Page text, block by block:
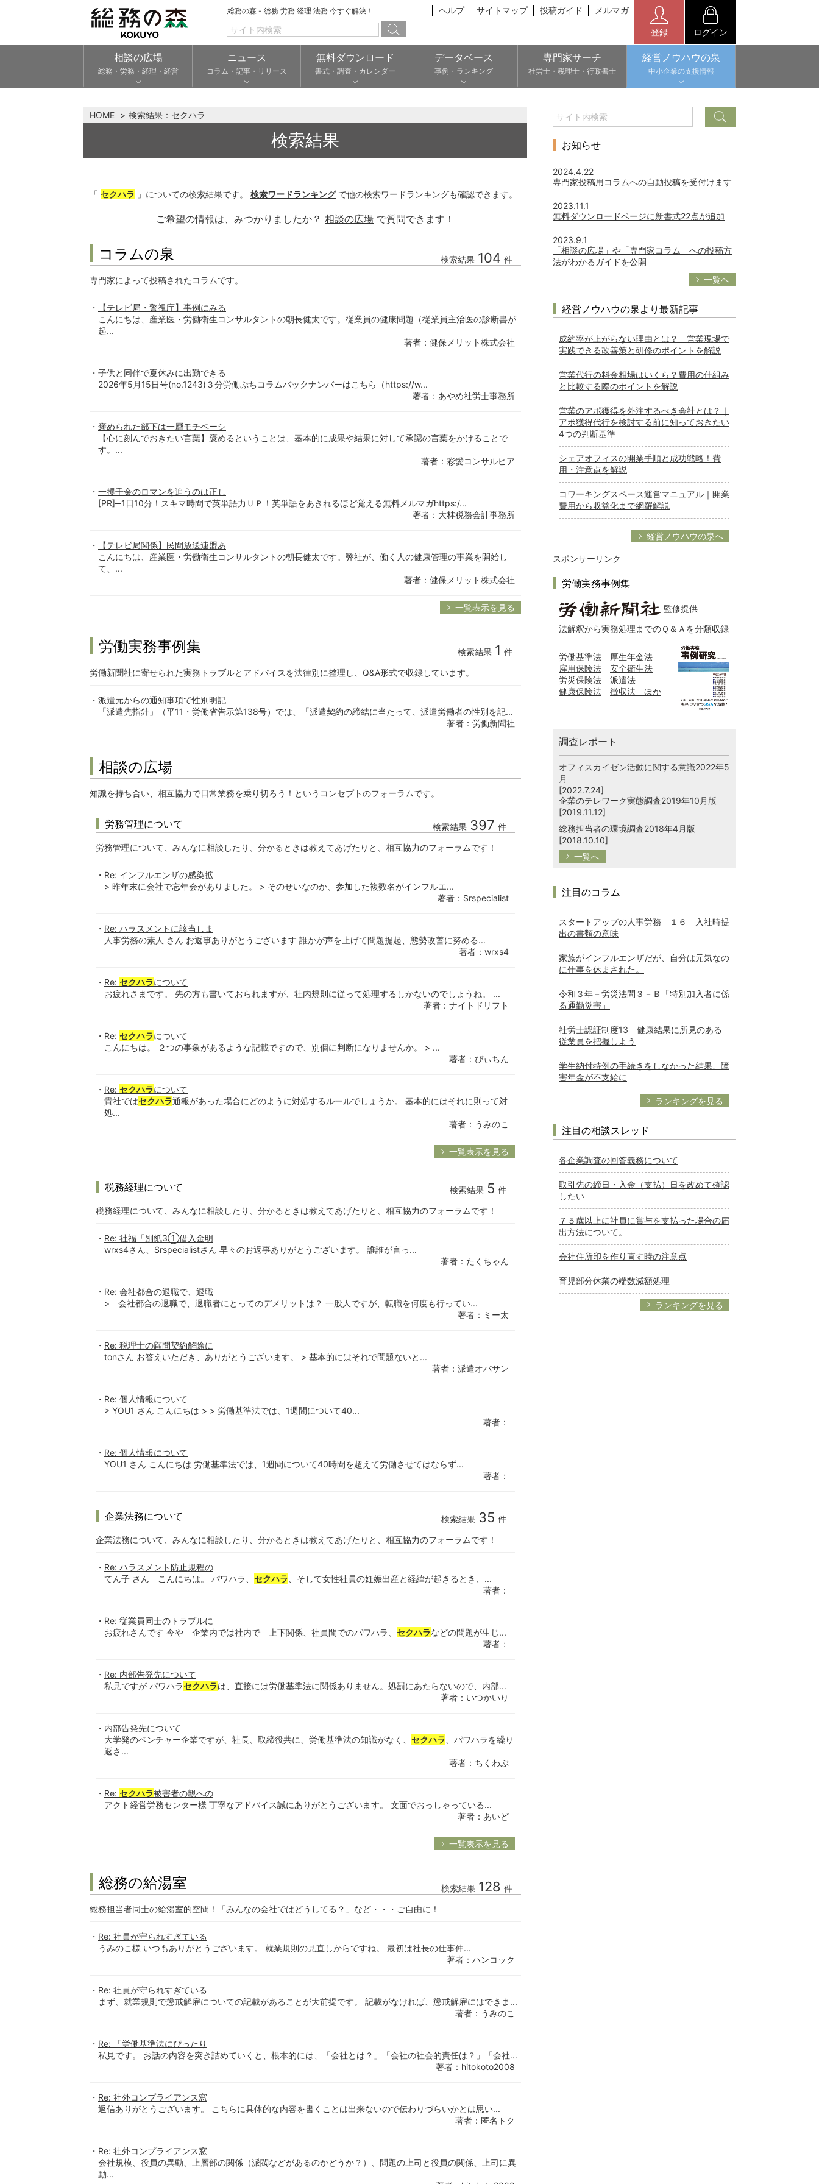
総務の森 - 総務 労務 経理 法務 今すぐ解決！ ヘルプ サイトマップ 投稿ガイド メルマガ
登録 ログイン
相談の広場
総務・労務・経理・経営
ニュース
コラム・記事・リリース
無料ダウンロード
書式・調査・カレンダー
データベース
事例・ランキング
専門家サーチ
社労士・税理士・行政書士
経営ノウハウの泉
中小企業の支援情報
HOME 検索結果： セクハラ
検索結果
「 セクハラ 」についての検索結果です。 検索ワードランキングで他の検索ワードランキングも確認できます。
ご希望の情報は、みつかりましたか？ 相談の広場 で質問できます！
コラムの泉 検索結果 104 件
専門家によって投稿されたコラムです。
【テレビ局・警視庁】事例にみる
こんにちは、産業医・労働衛生コンサルタントの朝長健太です。従業員の健康問題（従業員主治医の診断書が
起...
著者：健保メリット株式会社
子供と同伴で夏休みに出勤できる
2026年5月15日号(no.1243)３分労働ぷちコラムバックナンバーはこちら（https://w...
著者：あやめ社労士事務所
褒められた部下は一層モチベーシ
【心に刻んでおきたい言葉】褒めるということは、基本的に成果や結果に対して承認の言葉をかけることで
す。...
著者：彩愛コンサルピア
一攫千金のロマンを追うのは正し
[PR]─1日10分！スキマ時間で英単語力ＵＰ！英単語をあきれるほど覚える無料メルマガhttps:/...
著者：大林税務会計事務所
【テレビ局関係】民間放送連盟あ
こんにちは、産業医・労働衛生コンサルタントの朝長健太です。弊社が、働く人の健康管理の事業を開始し
て、...
著者：健保メリット株式会社
一覧表示を見る
労働実務事例集 検索結果 1 件
労働新聞社に寄せられた実務トラブルとアドバイスを法律別に整理し、Q&A形式で収録しています。
派遣元からの通知事項で性別明記
「派遣先指針」（平11・労働省告示第138号）では、「派遣契約の締結に当たって、派遣労働者の性別を記...
著者：労働新聞社
相談の広場
知識を持ち合い、相互協力で日常業務を乗り切ろう！というコンセプトのフォーラムです。
労務管理について 検索結果 397 件
労務管理について、みんなに相談したり、分かるときは教えてあげたりと、相互協力のフォーラムです！
Re: インフルエンザの感染拡
> 昨年末に会社で忘年会がありました。 > そのせいなのか、参加した複数名がインフルエ...
著者：Srspecialist
Re: ハラスメントに該当しま
人事労務の素人 さん お返事ありがとうございます 誰かが声を上げて問題提起、態勢改善に努める...
著者：wrxs4
Re: セクハラについて
お疲れさまです。 先の方も書いておられますが、社内規則に従って処理するしかないのでしょうね。 ...
著者：ナイトドリフト
Re: セクハラについて
こんにちは。 ２つの事象があるような記載ですので、別個に判断になりませんか。 > ...
著者：ぴぃちん
Re: セクハラについて
貴社ではセクハラ通報があった場合にどのように対処するルールでしょうか。 基本的にはそれに則って対
処...
著者：うみのこ
一覧表示を見る
税務経理について 検索結果 5 件
税務経理について、みんなに相談したり、分かるときは教えてあげたりと、相互協力のフォーラムです！
Re: 社福「別紙3①借入金明
wrxs4さん、Srspecialistさん 早々のお返事ありがとうございます。 誰誰が言っ...
著者：たくちゃん
Re: 会社都合の退職で、退職
> 会社都合の退職で、退職者にとってのデメリットは？ 一般人ですが、転職を何度も行ってい...
著者：ミー太
Re: 税理士の顧問契約解除に
tonさん お答えいただき、ありがとうございます。 > 基本的にはそれで問題ないと...
著者：派遣オバサン
Re: 個人情報について
> YOU1 さん こんにちは > > 労働基準法では、1週間について40...
著者：
Re: 個人情報について
YOU1 さん こんにちは 労働基準法では、1週間について40時間を超えて労働させてはならず...
著者：
企業法務について 検索結果 35 件
企業法務について、みんなに相談したり、分かるときは教えてあげたりと、相互協力のフォーラムです！
Re: ハラスメント防止規程の
てん子 さん こんにちは。 パワハラ、 セクハラ
、そして女性社員の妊娠出産と経緯が起きるとき、...
著者：
Re: 従業員同士のトラブルに
お疲れさんです 今や 企業内では社内で 上下関係、社員間でのパワハラ、 セクハラなどの問題が生じ...
著者：
Re: 内部告発先について
私見ですが パワハラセクハラは、直接には労働基準法に関係ありません。処罰にあたらないので、内部...
著者：いつかいり
内部告発先について
大学発のベンチャー企業ですが、社長、取締役共に、労働基準法の知識がなく、 セクハラ
、パワハラを繰り
返さ...
著者：ちくわぶ
Re: セクハラ被害者の親への
アクト経営労務センター様 丁寧なアドバイス誠にありがとうございます。 文面でおっしゃっている...
著者：あいど
一覧表示を見る
総務の給湯室 検索結果 128 件
総務担当者同士の給湯室的空間！「みんなの会社ではどうしてる？」など・・・ご自由に！
Re: 社員が守られすぎている
うみのこ様 いつもありがとうございます。 就業規則の見直しからですね。 最初は社長の仕事仲...
著者：ハンコック
Re: 社員が守られすぎている
まず、就業規則で懲戒解雇についての記載があることが大前提です。 記載がなければ、懲戒解雇にはできま...
著者：うみのこ
Re: 「労働基準法にぴったり
私見です。 お話の内容を突き詰めていくと、根本的には、「会社とは？」「会社の社会的責任は？」「会社...
著者：hitokoto2008
Re: 社外コンプライアンス窓
返信ありがとうございます。 こちらに具体的な内容を書くことは出来ないので伝わりづらいかとは思い...
著者：匿名トク
Re: 社外コンプライアンス窓
会社規模、役員の異動、上層部の関係（派閥などがあるのかどうか？）、問題の上司と役員の関係、上司に異
動...
お知らせ
2024.4.22
専門家投稿用コラムへの自動投稿を受付けます
2023.11.1
無料ダウンロードページに新書式22点が追加
2023.9.1
「相談の広場」や「専門家コラム」への投稿方
法がわかるガイドを公開
一覧へ
経営ノウハウの泉より最新記事
成約率が上がらない理由とは？ 営業現場で
実践できる改善策と研修のポイントを解説
営業代行の料金相場はいくら？費用の仕組み
と比較する際のポイントを解説
営業のアポ獲得を外注するべき会社とは？｜
アポ獲得代行を検討する前に知っておきたい
4つの判断基準
シェアオフィスの開業手順と成功戦略！費
用・注意点を解説
コワーキングスペース運営マニュアル｜開業
費用から収益化まで網羅解説
経営ノウハウの泉へ
スポンサーリンク
労働実務事例集
監修提供
法解釈から実務処理までのＱ＆Ａを分類収録
労働基準法
厚生年金法
雇用保険法
安全衛生法
労災保険法
派遣法
健康保険法
徴収法 ほか
調査レポート
オフィスカイゼン活動に関する意識2022年5
月
[2022.7.24]
企業のテレワーク実態調査2019年10月版
[2019.11.12]
総務担当者の環境調査2018年4月版
[2018.10.10]
一覧へ
注目のコラム
スタートアップの人事労務 １６ 入社時提
出の書類の意味
家族がインフルエンザだが、自分は元気なの
に仕事を休まされた。
令和３年－労災法問３－Ｂ「特別加入者に係
る通勤災害」
社労士認証制度13 健康結果に所見のある
従業員を把握しよう
学生納付特例の手続きをしなかった結果、障
害年金が不支給に
ランキングを見る
注目の相談スレッド
各企業調査の回答義務について
取引先の締日・入金（支払）日を改めて確認
したい
７５歳以上に社員に賞与を支払った場合の届
出方法について。
会社住所印を作り直す時の注意点
育児部分休業の端数減額処理
ランキングを見る